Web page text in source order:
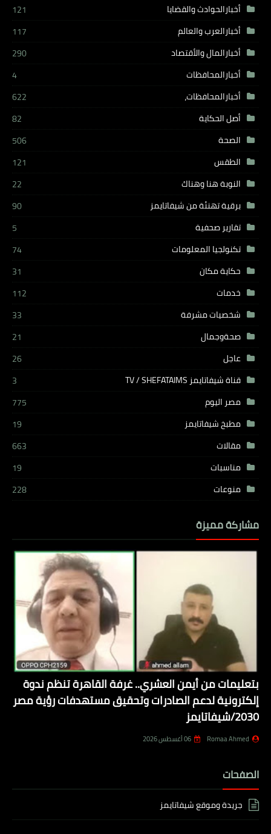
أخبارالحوادث والقضايا
121
أخبارالعرب والعالم
117
أخبارالمال والأقتصاد
290
أخبارالمحافظات
4
أخبارالمحافظات،
622
أصل الحكاية
82
الصحة
506
الطقس
121
النوبة هنا وهناك
22
برقية تهنئة من شيفاتايمز
90
تقارير صحفية
5
تكنولجيا المعلومات
74
حكاية مكان
31
خدمات
112
شخصيات مشرفة
33
صحةوجمال
21
عاجل
26
قناة شيفاتايمز TV / SHEFATAIMS
3
مصر اليوم
775
مطبخ شيفاتايمز
19
مقالات
663
مناسبات
19
منوعات
228
مشاركة مميزة
بتعليمات من أيمن العشري.. غرفة القاهرة تنظم ندوة
إلكترونية لدعم الصادرات وتحقيق مستهدفات رؤية مصر
2030/شيفاتايمز
Romaa Ahmed 06 أغسطس 2026
الصفحات
جريدة وموقع شيفاتايمز